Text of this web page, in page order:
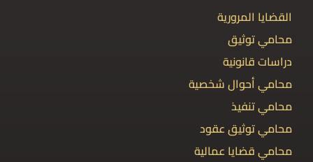
القضايا المرورية
محامي توثيق
دراسات قانونية
محامي أحوال شخصية
محامي تنفيذ
محامي توثيق عقود
محامي قضايا عمالية